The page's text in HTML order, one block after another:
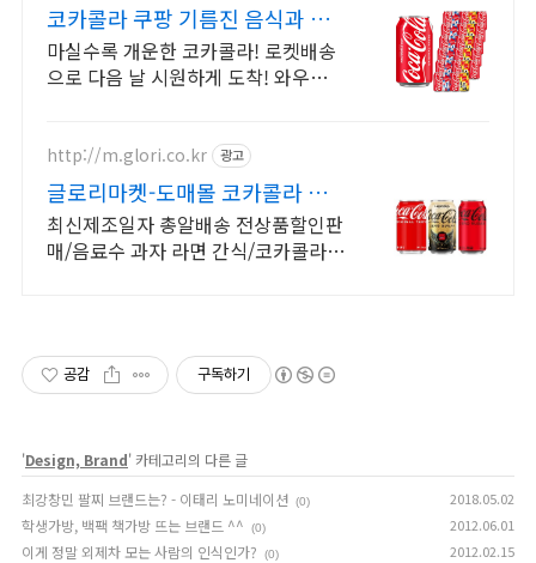
코카콜라 쿠팡 기름진 음식과 찰
떡
마실수록 개운한 코카콜라! 로켓배송
으로 다음 날 시원하게 도착! 와우회원
http://m.glori.co.kr 광고
글로리마켓-도매몰 코카콜라 회
원가입시 다양한 해택제공
최신제조일자 총알배송 전상품할인판
매/음료수 과자 라면 간식/코카콜라
공감 구독하기
'Design, Brand' 카테고리의 다른 글
최강창민 팔찌 브랜드는? - 이태리 노미네이션 (0) 2018.05.02
학생가방, 백팩 책가방 뜨는 브랜드 ^^ (0) 2012.06.01
이게 정말 외제차 모는 사람의 인식인가? (0) 2012.02.15